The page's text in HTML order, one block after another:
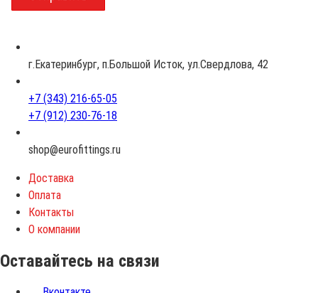
з
г.Екатеринбург, п.Большой Исток, ул.Свердлова, 42
+7 (343) 216-65-05
+7 (912) 230-76-18
shop@eurofittings.ru
Доставка
Оплата
Контакты
О компании
Оставайтесь на связи